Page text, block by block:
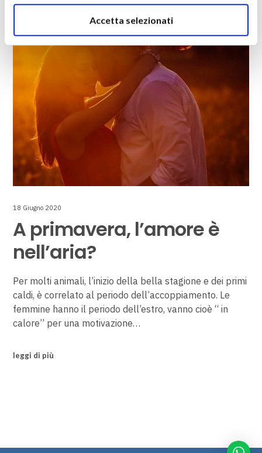
Accetta selezionati
18 Giugno 2020
A primavera, l’amore è
nell’aria?
Per molti animali, l’inizio della bella stagione e dei primi
caldi, è correlato al periodo dell’accoppiamento. Le
femmine hanno il periodo dell’estro, vanno cioè “ in
calore” per una motivazione…
leggi di più